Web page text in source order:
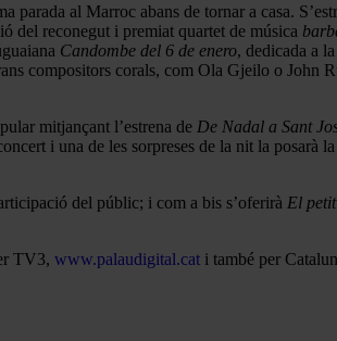
al Marroc abans de tornar a casa.
del reconegut i premiat quartet de música
Candombe del 6 de enero, dedicada a
compositors corals, com Ola Gjeilo o John
mitjançant l’estrena de De Nadal a Sant
i una de les sorpreses de la nit la posarà
del públic; i com a bis s’oferirà El
TV3, www.palaudigital.cat i també per